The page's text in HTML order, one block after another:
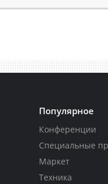
Популярное
Конференции
Специальные
Маркет
Техника